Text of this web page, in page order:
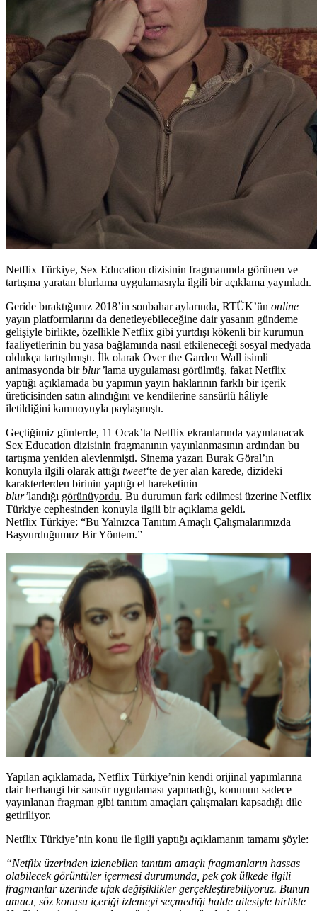
Netflix Türkiye, Sex Education dizisinin fragmanında görünen ve
tartışma yaratan blurlama uygulamasıyla ilgili bir açıklama yayınladı.
Geride bıraktığımız 2018’in sonbahar aylarında, RTÜK’ün online
yayın platformlarını da denetleyebileceğine dair yasanın gündeme
gelişiyle birlikte, özellikle Netflix gibi yurtdışı kökenli bir kurumun
faaliyetlerinin bu yasa bağlamında nasıl etkileneceği sosyal medyada
oldukça tartışılmıştı. İlk olarak Over the Garden Wall isimli
animasyonda birblur’lama uygulaması görülmüş, fakat Netflix
yaptığı açıklamada bu yapımın yayın haklarının farklı bir içerik
üreticisinden satın alındığını ve kendilerine sansürlü hâliyle
iletildiğini kamuoyuyla paylaşmıştı.
Geçtiğimiz günlerde, 11 Ocak’ta Netflix ekranlarında yayınlanacak
Sex Education dizisinin fragmanının yayınlanmasının ardından bu
tartışma yeniden alevlenmişti. Sinema yazarı Burak Göral’ın
konuyla ilgili olarak attığı tweet‘te de yer alan karede, dizideki
karakterlerden birinin yaptığı el hareketinin
blur’landığı görünüyordu. Bu durumun fark edilmesi üzerine Netflix
Türkiye cephesinden konuyla ilgili bir açıklama geldi.
Netflix Türkiye: “Bu Yalnızca Tanıtım Amaçlı Çalışmalarımızda
Başvurduğumuz Bir Yöntem.”
Yapılan açıklamada, Netflix Türkiye’nin kendi orijinal yapımlarına
dair herhangi bir sansür uygulaması yapmadığı, konunun sadece
yayınlanan fragman gibi tanıtım amaçları çalışmaları kapsadığı dile
getiriliyor.
Netflix Türkiye’nin konu ile ilgili yaptığı açıklamanın tamamı şöyle:
“Netflix üzerinden izlenebilen tanıtım amaçlı fragmanların hassas
olabilecek görüntüler içermesi durumunda, pek çok ülkede ilgili
fragmanlar üzerinde ufak değişiklikler gerçekleştirebiliyoruz. Bunun
amacı, söz konusu içeriği izlemeyi seçmediği halde ailesiyle birlikte